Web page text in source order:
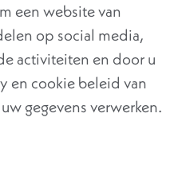
een website van
op social media,
activiteiten en door u
en cookie beleid van
gegevens verwerken.